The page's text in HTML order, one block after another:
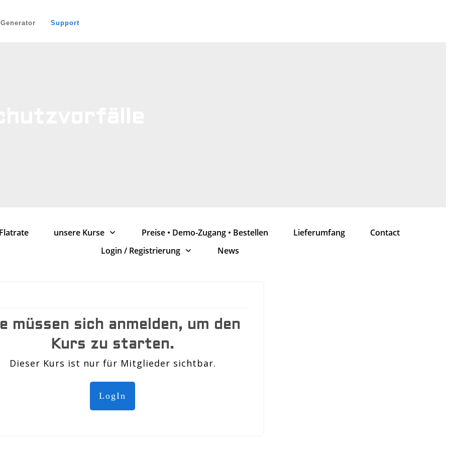
Support
unsere Kurse Preise • Demo-Zugang • Bestellen Lieferumfang
Contact
Login / Registrierung
News
müssen sich anmelden, um den
Kurs zu starten.
Dieser Kurs ist nur für Mitglieder sichtbar.
LogIn